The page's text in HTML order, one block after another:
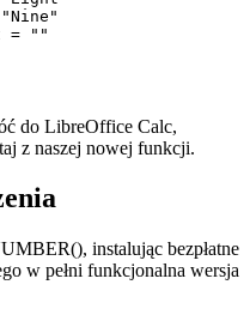
= ""
do LibreOffice Calc,
z naszej nowej funkcji.
instalując bezpłatne
w pełni funkcjonalna wersja